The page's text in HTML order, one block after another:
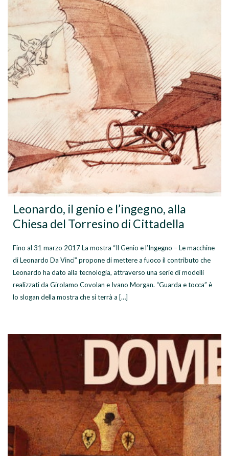
Leonardo, il genio e l’ingegno, alla
Chiesa del Torresino di Cittadella
Fino al 31 marzo 2017 La mostra “Il Genio e l’Ingegno – Le macchine
di Leonardo Da Vinci” propone di mettere a fuoco il contributo che
Leonardo ha dato alla tecnologia, attraverso una serie di modelli
realizzati da Girolamo Covolan e Ivano Morgan. “Guarda e tocca” è
lo slogan della mostra che si terrà a […]